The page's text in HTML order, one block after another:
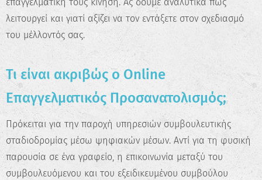
επαγγελματική τους κίνηση. Ας δούμε αναλυτικά πώς
λειτουργεί και γιατί αξίζει να τον εντάξετε στον σχεδιασμό
του μέλλοντός σας.
Τι είναι ακριβώς ο Online
Επαγγελματικός Προσανατολισμός;
Πρόκειται για την παροχή υπηρεσιών συμβουλευτικής
σταδιοδρομίας μέσω ψηφιακών μέσων. Αντί για τη φυσική
παρουσία σε ένα γραφείο, η επικοινωνία μεταξύ του
συμβουλευόμενου και του εξειδικευμένου συμβούλου